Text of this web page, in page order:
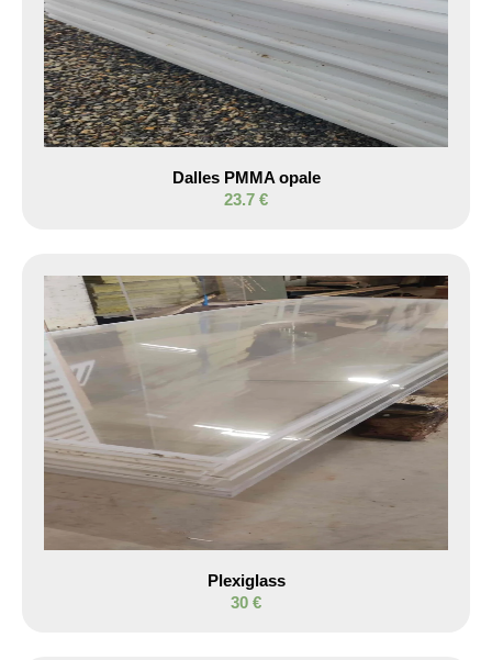
Dalles PMMA opale
23.7 €
Plexiglass
30 €